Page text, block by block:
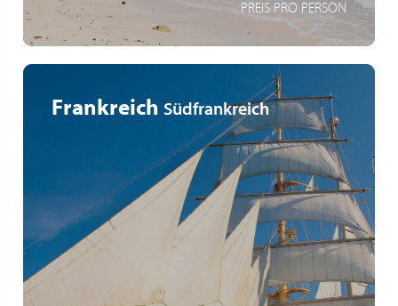
PREIS PRO PERSON
Frankreich Südfrankreich
Un décor de rêve sous les voiles blanches